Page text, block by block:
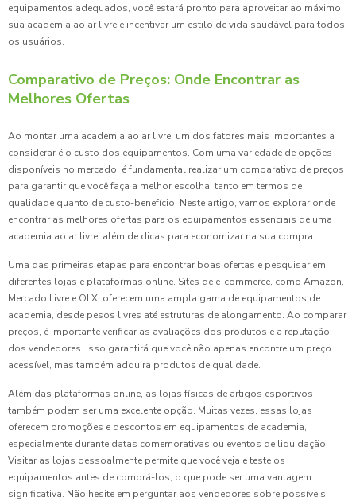
equipamentos adequados, você estará pronto para aproveitar ao máximo
sua academia ao ar livre e incentivar um estilo de vida saudável para todos
os usuários.
Comparativo de Preços: Onde Encontrar as
Melhores Ofertas
Ao montar uma academia ao ar livre, um dos fatores mais importantes a
considerar é o custo dos equipamentos. Com uma variedade de opções
disponíveis no mercado, é fundamental realizar um comparativo de preços
para garantir que você faça a melhor escolha, tanto em termos de
qualidade quanto de custo-benefício. Neste artigo, vamos explorar onde
encontrar as melhores ofertas para os equipamentos essenciais de uma
academia ao ar livre, além de dicas para economizar na sua compra.
Uma das primeiras etapas para encontrar boas ofertas é pesquisar em
diferentes lojas e plataformas online. Sites de e-commerce, como Amazon,
Mercado Livre e OLX, oferecem uma ampla gama de equipamentos de
academia, desde pesos livres até estruturas de alongamento. Ao comparar
preços, é importante verificar as avaliações dos produtos e a reputação
dos vendedores. Isso garantirá que você não apenas encontre um preço
acessível, mas também adquira produtos de qualidade.
Além das plataformas online, as lojas físicas de artigos esportivos
também podem ser uma excelente opção. Muitas vezes, essas lojas
oferecem promoções e descontos em equipamentos de academia,
especialmente durante datas comemorativas ou eventos de liquidação.
Visitar as lojas pessoalmente permite que você veja e teste os
equipamentos antes de comprá-los, o que pode ser uma vantagem
significativa. Não hesite em perguntar aos vendedores sobre possíveis